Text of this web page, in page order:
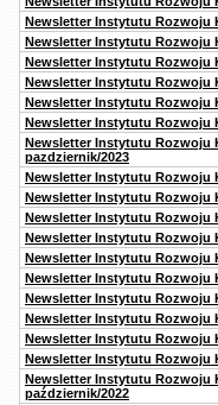
Newsletter Instytutu Rozwoju
Newsletter Instytutu Rozwoju
Newsletter Instytutu Rozwoju
Newsletter Instytutu Rozwoju
Newsletter Instytutu Rozwoju
Newsletter Instytutu Rozwoju
Newsletter Instytutu Rozwoju
pazdziernik/2023
Newsletter Instytutu Rozwoju
Newsletter Instytutu Rozwoju
Newsletter Instytutu Rozwoju
Newsletter Instytutu Rozwoju
Newsletter Instytutu Rozwoju
Newsletter Instytutu Rozwoju
Newsletter Instytutu Rozwoju
Newsletter Instytutu Rozwoju
Newsletter Instytutu Rozwoju
Newsletter Instytutu Rozwoju
Newsletter Instytutu Rozwoju
październik/2022